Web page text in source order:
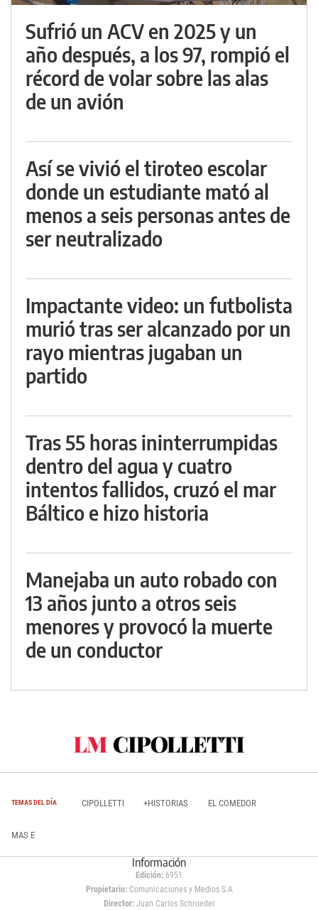
Sufrió un ACV en 2025 y un
año después, a los 97, rompió el
récord de volar sobre las alas
de un avión
Así se vivió el tiroteo escolar
donde un estudiante mató al
menos a seis personas antes de
ser neutralizado
Impactante video: un futbolista
murió tras ser alcanzado por un
rayo mientras jugaban un
partido
Tras 55 horas ininterrumpidas
dentro del agua y cuatro
intentos fallidos, cruzó el mar
Báltico e hizo historia
Manejaba un auto robado con
13 años junto a otros seis
menores y provocó la muerte
de un conductor
TEMAS DEL DÍA CIPOLLETTI +HISTORIAS EL COMEDOR
MAS E
Información
Edición: 6951
Propietario:Comunicaciones y Medios S.A
Director: Juan Carlos Schroeder